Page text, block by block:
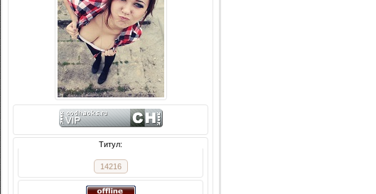
Титул:
Сообщений: 8074
714
Репутация:
14216